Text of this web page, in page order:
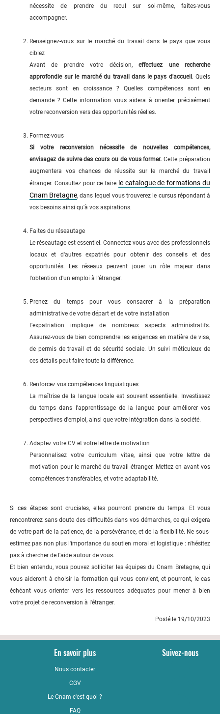
nécessite de prendre du recul sur soi-même, faites-vous
accompagner.
Renseignez-vous sur le marché du travail dans le pays que vous
ciblez
Avant de prendre votre décision,effectuez une recherche
approfondie sur le marché du travail dans le pays d'accueil . Quels
secteurs sont en croissance ? Quelles compétences sont en
demande ? Cette information vous aidera à orienter précisément
votre reconversion vers des opportunités réelles.
Formez-vous
Si votre reconversion nécessite de nouvelles compétences,
envisagez de suivre des cours ou de vous former.Cette préparation
augmentera vos chances de réussite sur le marché du travail
étranger. Consultez pour ce faire le catalogue de formations du
Cnam Bretagne, dans lequel vous trouverez le cursus répondant à
vos besoins ainsi qu'à vos aspirations.
Faites du réseautage
Le réseautage est essentiel. Connectez-vous avec des professionnels
locaux et d'autres expatriés pour obtenir des conseils et des
opportunités. Les réseaux peuvent jouer un rôle majeur dans
l'obtention d'un emploi à l'étranger.
Prenez du temps pour vous consacrer à la préparation
administrative de votre départ et de votre installation
L'expatriation implique de nombreux aspects administratifs.
Assurez-vous de bien comprendre les exigences en matière de visa,
de permis de travail et de sécurité sociale. Un suivi méticuleux de
ces détails peut faire toute la différence.
Renforcez vos compétences linguistiques
La maîtrise de la langue locale est souvent essentielle. Investissez
du temps dans l'apprentissage de la langue pour améliorer vos
perspectives d'emploi, ainsi que votre intégration dans la société.
Adaptez votre CV et votre lettre de motivation
Personnalisez votre curriculum vitae, ainsi que votre lettre de
motivation pour le marché du travail étranger. Mettez en avant vos
compétences transférables, et votre adaptabilité.
Si ces étapes sont cruciales, elles pourront prendre du temps. Et vous
rencontrerez sans doute des difficultés dans vos démarches, ce qui exigera
de votre part de la patience, de la persévérance, et de la flexibilité. Ne sous-
estimez pas non plus l'importance du soutien moral et logistique : n'hésitez
pas à chercher de l'aide autour de vous.
Et bien entendu, vous pouvez solliciter les équipes du Cnam Bretagne, qui
vous aideront à choisir la formation qui vous convient, et pourront, le cas
échéant vous orienter vers les ressources adéquates pour mener à bien
votre projet de reconversion à l'étranger.
Posté le 19/10/2023
En savoir plus
Nous contacter
CGV
Le Cnam c'est quoi ?
FAQ
Suivez-nous